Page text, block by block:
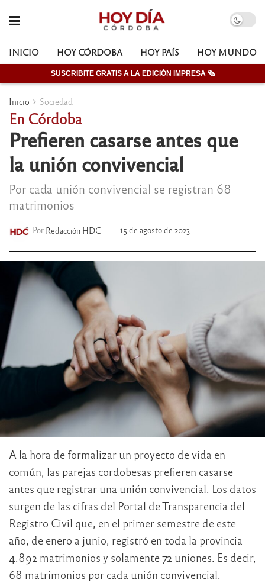
INICIO HOY CÓRDOBA HOY PAÍS HOY MUNDO
SUSCRIBITE GRATIS A LA EDICIÓN IMPRESA 🗞
Inicio Sociedad
En Córdoba
Prefieren casarse antes que
la unión convivencial
Por cada unión convivencial se registran 68
matrimonios
Por Redacción HDC 15 de agosto de 2023
A la hora de formalizar un proyecto de vida en
común, las parejas cordobesas prefieren casarse
antes que registrar una unión convivencial. Los datos
surgen de las cifras del Portal de Transparencia del
Registro Civil que, en el primer semestre de este
año, de enero a junio, registró en toda la provincia
4.892 matrimonios y solamente 72 uniones. Es decir,
68 matrimonios por cada unión convivencial.